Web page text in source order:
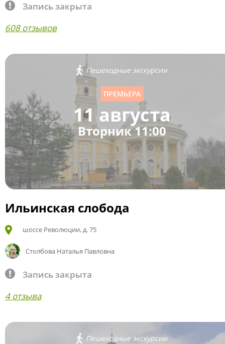
Запись закрыта
608 отзывов
Пешеходные экскурсии
ПРЕМЬЕРА
11 августа
Вторник 11:00
Ильинская слобода
шоссе Революции, д. 75
Столбова Наталья Павловна
Запись закрыта
4 отзыва
Пешеходные экскурсии